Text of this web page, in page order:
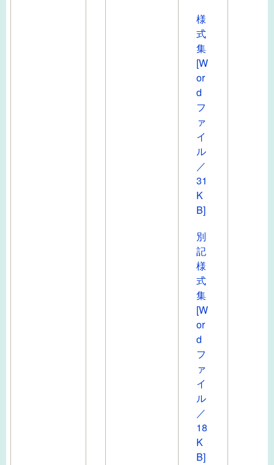
様
式
集
[W
or
d
フ
ァ
イ
ル
／
31
K
B]
別
記
様
式
集
[W
or
d
フ
ァ
イ
ル
／
18
K
B]